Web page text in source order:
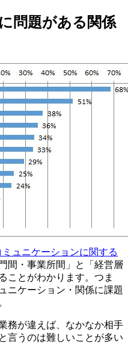
問題がある関係
ミュニケーションに関する
間・事業所間」と「経営層
ことがわかります。つま
ニケーション・関係に課題
務が違えば、なかなか相手
言うのは難しいことが多い